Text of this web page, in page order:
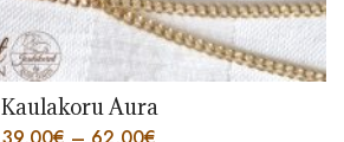
Kaulakoru Aura